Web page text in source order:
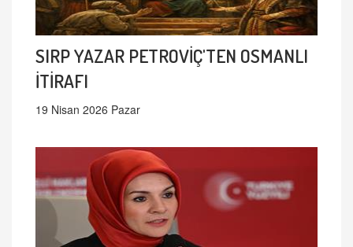
SIRP YAZAR PETROVİÇ'TEN OSMANLI
İTİRAFI
19 Nisan 2026 Pazar